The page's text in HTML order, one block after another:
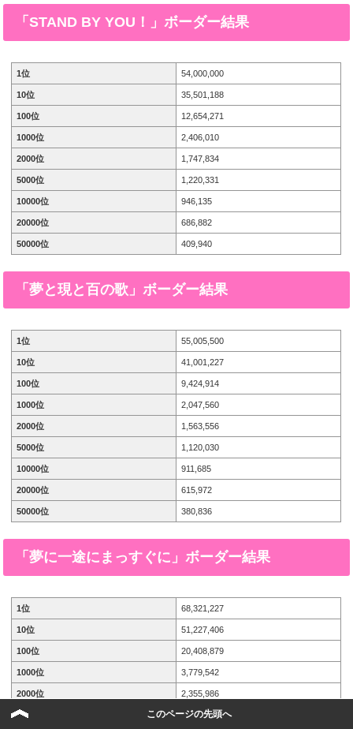
「STAND BY YOU！」ボーダー結果
1位 54,000,000
10位 35,501,188
100位 12,654,271
1000位 2,406,010
2000位 1,747,834
5000位 1,220,331
10000位 946,135
20000位 686,882
50000位 409,940
「夢と現と百の歌」ボーダー結果
1位 55,005,500
10位 41,001,227
100位 9,424,914
1000位 2,047,560
2000位 1,563,556
5000位 1,120,030
10000位 911,685
20000位 615,972
50000位 380,836
「夢に一途にまっすぐに」ボーダー結果
1位 68,321,227
10位 51,227,406
100位 20,408,879
1000位 3,779,542
2000位 2,355,986
5000位 1,540,437
このページの先頭へ